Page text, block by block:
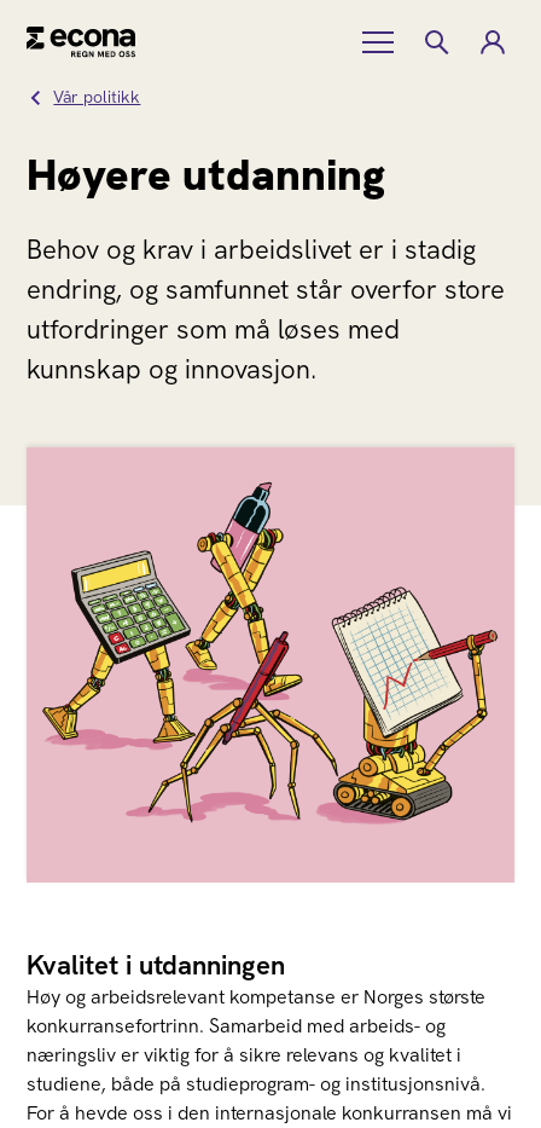
Vår politikk
Høyere utdanning
Behov og krav i arbeidslivet er i stadig
endring, og samfunnet står overfor store
utfordringer som må løses med
kunnskap og innovasjon.
Kvalitet i utdanningen
Høy og arbeidsrelevant kompetanse er Norges største
konkurransefortrinn. Samarbeid med arbeids- og
næringsliv er viktig for å sikre relevans og kvalitet i
studiene, både på studieprogram- og institusjonsnivå.
For å hevde oss i den internasjonale konkurransen må vi